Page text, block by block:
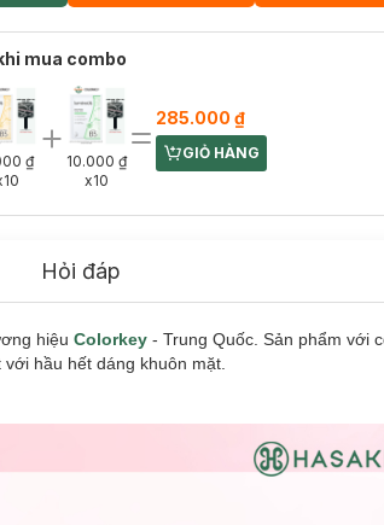
mua combo
₫
10.000 ₫
x10
285.000 ₫
CART PLUS ICON
GIỎ HÀNG
Hỏi đáp
hiệu Colorkey - Trung Quốc. Sản phẩm với
hầu hết dáng khuôn mặt.